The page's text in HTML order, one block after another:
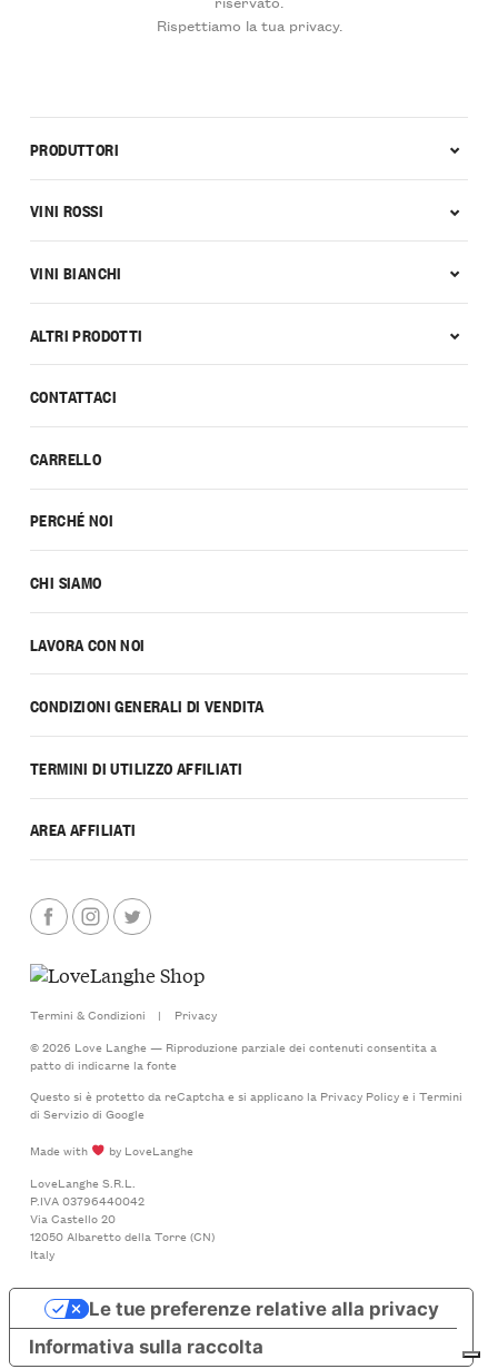
Rispettiamo la tua privacy.
CONTATTACI
CARRELLO
PERCHÉ NOI
CHI SIAMO
LAVORA CON NOI
CONDIZIONI GENERALI DI VENDITA
TERMINI DI UTILIZZO AFFILIATI
AREA AFFILIATI
PRODUTTORI
VINI ROSSI
VINI BIANCHI
ALTRI PRODOTTI
Termini & Condizioni |
Privacy
© 2026 Love Langhe — Riproduzione parziale dei contenuti consentita a
patto di indicarne la fonte
Questo si è protetto da reCaptcha e si applicano la Privacy Policye i Termini
di Serviziodi Google
Made with
by LoveLanghe
LoveLanghe S.R.L.
P.IVA 03796440042
Via Castello 20
12050 Albaretto della Torre (CN)
Italy
Informativa sulla raccolta
Le tue preferenze relative alla privacy